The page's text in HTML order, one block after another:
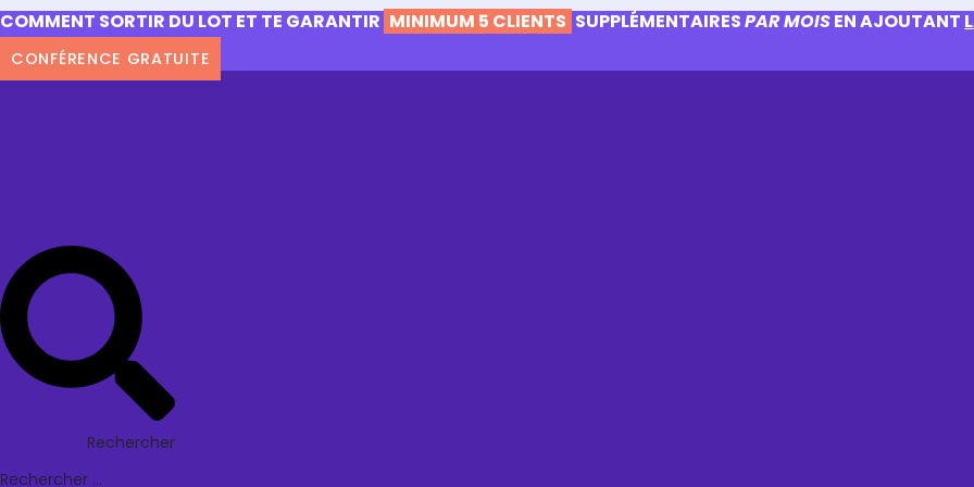
COMMENT SORTIR DU LOT ET TE GARANTIR MINIMUM 5 CLIENTS SUPPLÉMENTAIRESPAR MOISEN AJOUTANT
CONFÉRENCE GRATUITE
Rechercher